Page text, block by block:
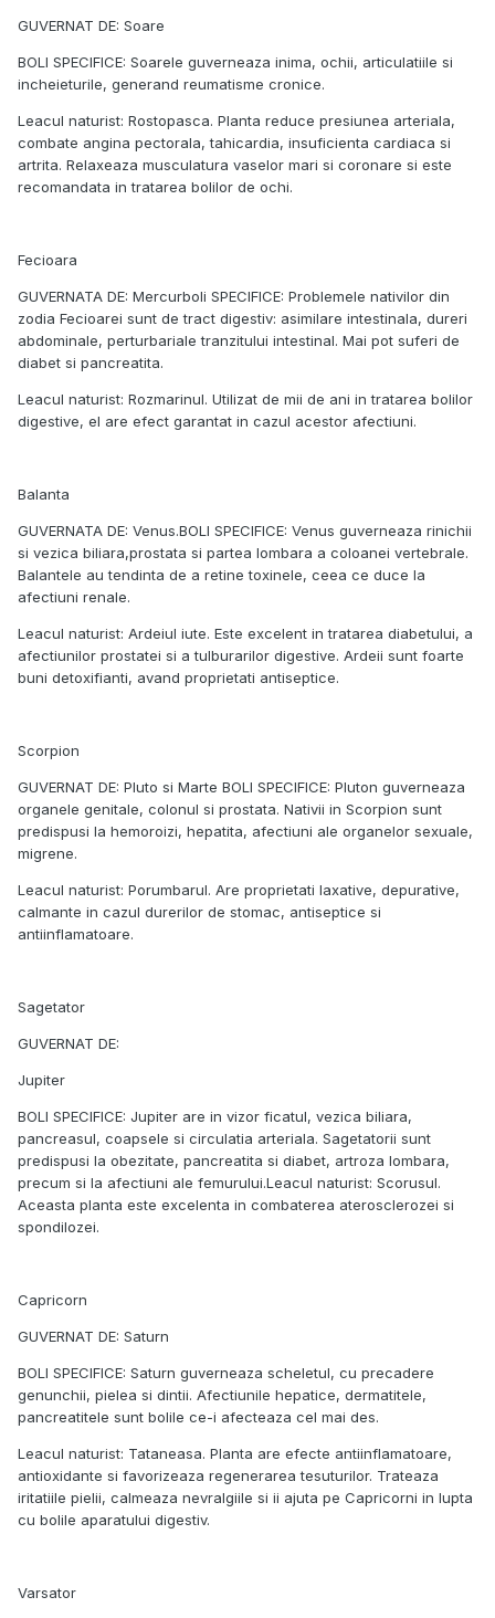
GUVERNAT DE: Soare
BOLI SPECIFICE: Soarele guverneaza inima, ochii, articulatiile si
incheieturile, generand reumatisme cronice.
Leacul naturist: Rostopasca. Planta reduce presiunea arteriala,
combate angina pectorala, tahicardia, insuficienta cardiaca si
artrita. Relaxeaza musculatura vaselor mari si coronare si este
recomandata in tratarea bolilor de ochi.
Fecioara
GUVERNATA DE: Mercurboli SPECIFICE: Problemele nativilor din
zodia Fecioarei sunt de tract digestiv: asimilare intestinala, dureri
abdominale, perturbariale tranzitului intestinal. Mai pot suferi de
diabet si pancreatita.
Leacul naturist: Rozmarinul. Utilizat de mii de ani in tratarea bolilor
digestive, el are efect garantat in cazul acestor afectiuni.
Balanta
GUVERNATA DE: Venus.BOLI SPECIFICE: Venus guverneaza rinichii
si vezica biliara,prostata si partea lombara a coloanei vertebrale.
Balantele au tendinta de a retine toxinele, ceea ce duce la
afectiuni renale.
Leacul naturist: Ardeiul iute. Este excelent in tratarea diabetului, a
afectiunilor prostatei si a tulburarilor digestive. Ardeii sunt foarte
buni detoxifianti, avand proprietati antiseptice.
Scorpion
GUVERNAT DE: Pluto si Marte BOLI SPECIFICE: Pluton guverneaza
organele genitale, colonul si prostata. Nativii in Scorpion sunt
predispusi la hemoroizi, hepatita, afectiuni ale organelor sexuale,
migrene.
Leacul naturist: Porumbarul. Are proprietati laxative, depurative,
calmante in cazul durerilor de stomac, antiseptice si
antiinflamatoare.
Sagetator
GUVERNAT DE:
Jupiter
BOLI SPECIFICE: Jupiter are in vizor ficatul, vezica biliara,
pancreasul, coapsele si circulatia arteriala. Sagetatorii sunt
predispusi la obezitate, pancreatita si diabet, artroza lombara,
precum si la afectiuni ale femurului.Leacul naturist: Scorusul.
Aceasta planta este excelenta in combaterea aterosclerozei si
spondilozei.
Capricorn
GUVERNAT DE: Saturn
BOLI SPECIFICE: Saturn guverneaza scheletul, cu precadere
genunchii, pielea si dintii. Afectiunile hepatice, dermatitele,
pancreatitele sunt bolile ce-i afecteaza cel mai des.
Leacul naturist: Tataneasa. Planta are efecte antiinflamatoare,
antioxidante si favorizeaza regenerarea tesuturilor. Trateaza
iritatiile pielii, calmeaza nevralgiile si ii ajuta pe Capricorni in lupta
cu bolile aparatului digestiv.
Varsator